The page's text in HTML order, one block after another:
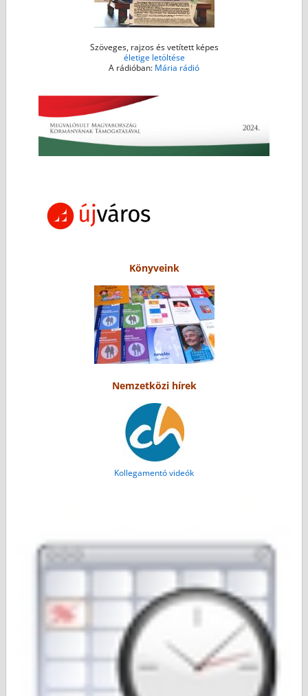
Szöveges, rajzos és vetített képes
életige letöltése
A rádióban: Mária rádió
Könyveink
Nemzetközi hírek
Kollegamentó videók